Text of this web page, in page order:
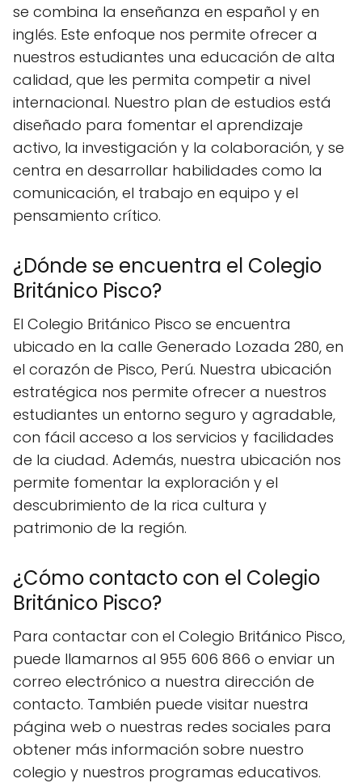
se combina la enseñanza en español y en
inglés. Este enfoque nos permite ofrecer a
nuestros estudiantes una educación de alta
calidad, que les permita competir a nivel
internacional. Nuestro plan de estudios está
diseñado para fomentar el aprendizaje
activo, la investigación y la colaboración, y se
centra en desarrollar habilidades como la
comunicación, el trabajo en equipo y el
pensamiento crítico.
¿Dónde se encuentra el Colegio
Británico Pisco?
El Colegio Británico Pisco se encuentra
ubicado en la calle Generado Lozada 280, en
el corazón de Pisco, Perú. Nuestra ubicación
estratégica nos permite ofrecer a nuestros
estudiantes un entorno seguro y agradable,
con fácil acceso a los servicios y facilidades
de la ciudad. Además, nuestra ubicación nos
permite fomentar la exploración y el
descubrimiento de la rica cultura y
patrimonio de la región.
¿Cómo contacto con el Colegio
Británico Pisco?
Para contactar con el Colegio Británico Pisco,
puede llamarnos al 955 606 866 o enviar un
correo electrónico a nuestra dirección de
contacto. También puede visitar nuestra
página web o nuestras redes sociales para
obtener más información sobre nuestro
colegio y nuestros programas educativos.